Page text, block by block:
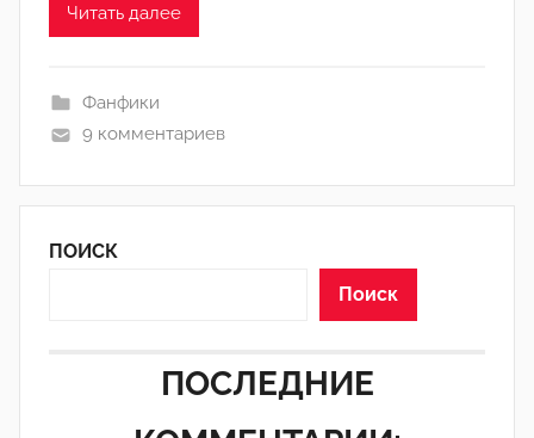
Читать далее
Фанфики
9 комментариев
ПОИСК
Поиск
ПОСЛЕДНИЕ